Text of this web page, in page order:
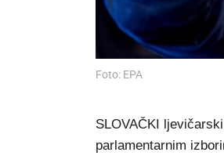
Foto: EPA
SLOVAČKI
parlamentarnim